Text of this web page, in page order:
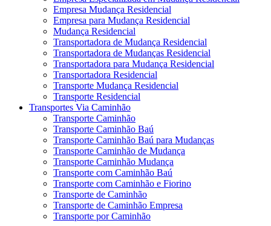
Empresa Mudança Residencial
Empresa para Mudança Residencial
Mudança Residencial
Transportadora de Mudança Residencial
Transportadora de Mudanças Residencial
Transportadora para Mudança Residencial
Transportadora Residencial
Transporte Mudança Residencial
Transporte Residencial
Transportes Via Caminhão
Transporte Caminhão
Transporte Caminhão Baú
Transporte Caminhão Baú para Mudanças
Transporte Caminhão de Mudança
Transporte Caminhão Mudança
Transporte com Caminhão Baú
Transporte com Caminhão e Fiorino
Transporte de Caminhão
Transporte de Caminhão Empresa
Transporte por Caminhão